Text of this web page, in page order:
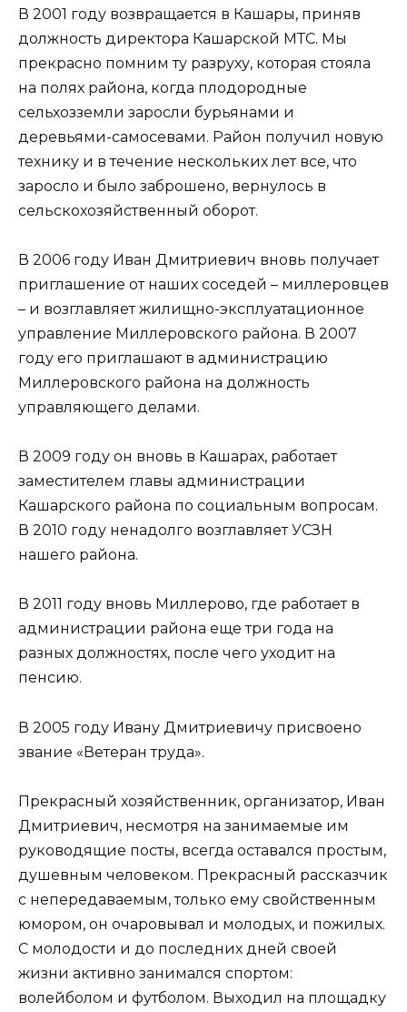
В 2001 году возвращается в Кашары, приняв
должность директора Кашарской МТС. Мы
прекрасно помним ту разруху, которая стояла
на полях района, когда плодородные
сельхозземли заросли бурьянами и
деревьями-самосевами. Район получил новую
технику и в течение нескольких лет все, что
заросло и было заброшено, вернулось в
сельскохозяйственный оборот.
В 2006 году Иван Дмитриевич вновь получает
приглашение от наших соседей – миллеровцев
– и возглавляет жилищно-эксплуатационное
управление Миллеровского района. В 2007
году его приглашают в администрацию
Миллеровского района на должность
управляющего делами.
В 2009 году он вновь в Кашарах, работает
заместителем главы администрации
Кашарского района по социальным вопросам.
В 2010 году ненадолго возглавляет УСЗН
нашего района.
В 2011 году вновь Миллерово, где работает в
администрации района еще три года на
разных должностях, после чего уходит на
пенсию.
В 2005 году Ивану Дмитриевичу присвоено
звание «Ветеран труда».
Прекрасный хозяйственник, организатор, Иван
Дмитриевич, несмотря на занимаемые им
руководящие посты, всегда оставался простым,
душевным человеком. Прекрасный рассказчик
с непередаваемым, только ему свойственным
юмором, он очаровывал и молодых, и пожилых.
С молодости и до последних дней своей
жизни активно занимался спортом:
волейболом и футболом. Выходил на площадку